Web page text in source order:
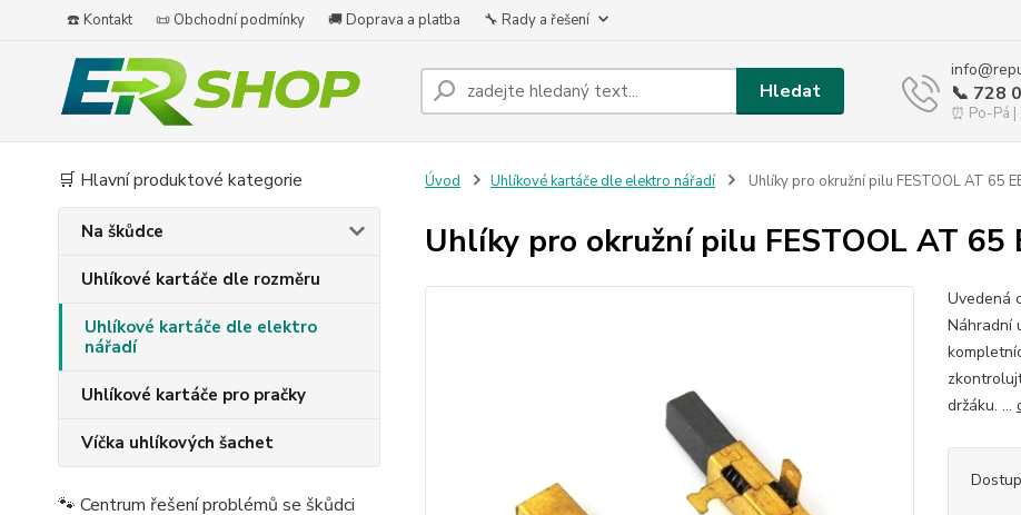
☎️ Kontakt 📜 Obchodní podmínky 🚚 Doprava a platba 🔧 Rady a řešení
Hledat 📞 728
⏰ Po-Pá
🛒 Hlavní produktové kategorie
Na škůdce
Uhlíkové kartáče dle rozměru
Uhlíkové kartáče dle elektro
nářadí
Uhlíkové kartáče pro pračky
Víčka uhlíkových šachet
🐾 Centrum řešení problémů se škůdci
Úvod Uhlíkové kartáče dle elektro nářadí Uhlíky pro okružní pilu FESTOOL AT 65
Uhlíky pro okružní pilu FESTOOL AT 65
Uvedená
Náhradní
držáku. ...